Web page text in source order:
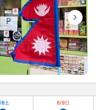
8土 8/9日